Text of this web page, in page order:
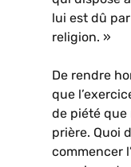
lui est dû
religion. »
De rendre
que
de piété que
prière. Quoi
commencer